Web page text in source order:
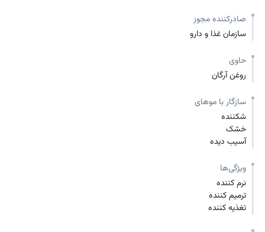
صادرکننده مجوز
سازمان غذا و دارو
حاوی
روغن آرگان
سازگار با موهای
شکننده
خشک
آسیب دیده
ویژگی‌ها
نرم کننده
ترمیم کننده
تغذیه کننده